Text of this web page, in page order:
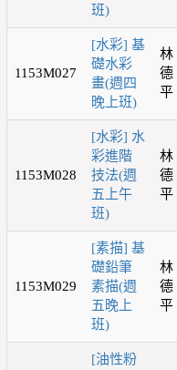
班)
1153M027
[水彩] 基
礎水彩
畫(週四
晚上班)
林
德
平
1153M028
[水彩] 水
彩進階
技法(週
五上午
班)
林
德
平
1153M029
[素描] 基
礎鉛筆
素描(週
五晚上
班)
林
德
平
[油性粉